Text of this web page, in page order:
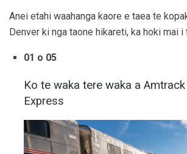
Anei etahi waahanga kaore e taea te
Denver ki nga taone hikareti, ka hoki mai i
01 o 05
Ko te waka tere waka a
Express